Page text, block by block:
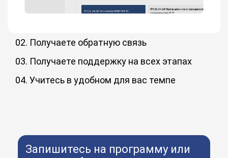
02. Получаете обратную связь
связь по заданиям и на вебинарах. Обмениваетесь
опытом с одногруппниками в чате и становитесь частью
комьюнити.
03. Получаете поддержку на всех этапах
выпуска: помогут разобраться в личном кабинете,
сложных темах курса обучения, получить ответы и
04. Учитесь в удобном для вас темпе
Запишитесь на программу или